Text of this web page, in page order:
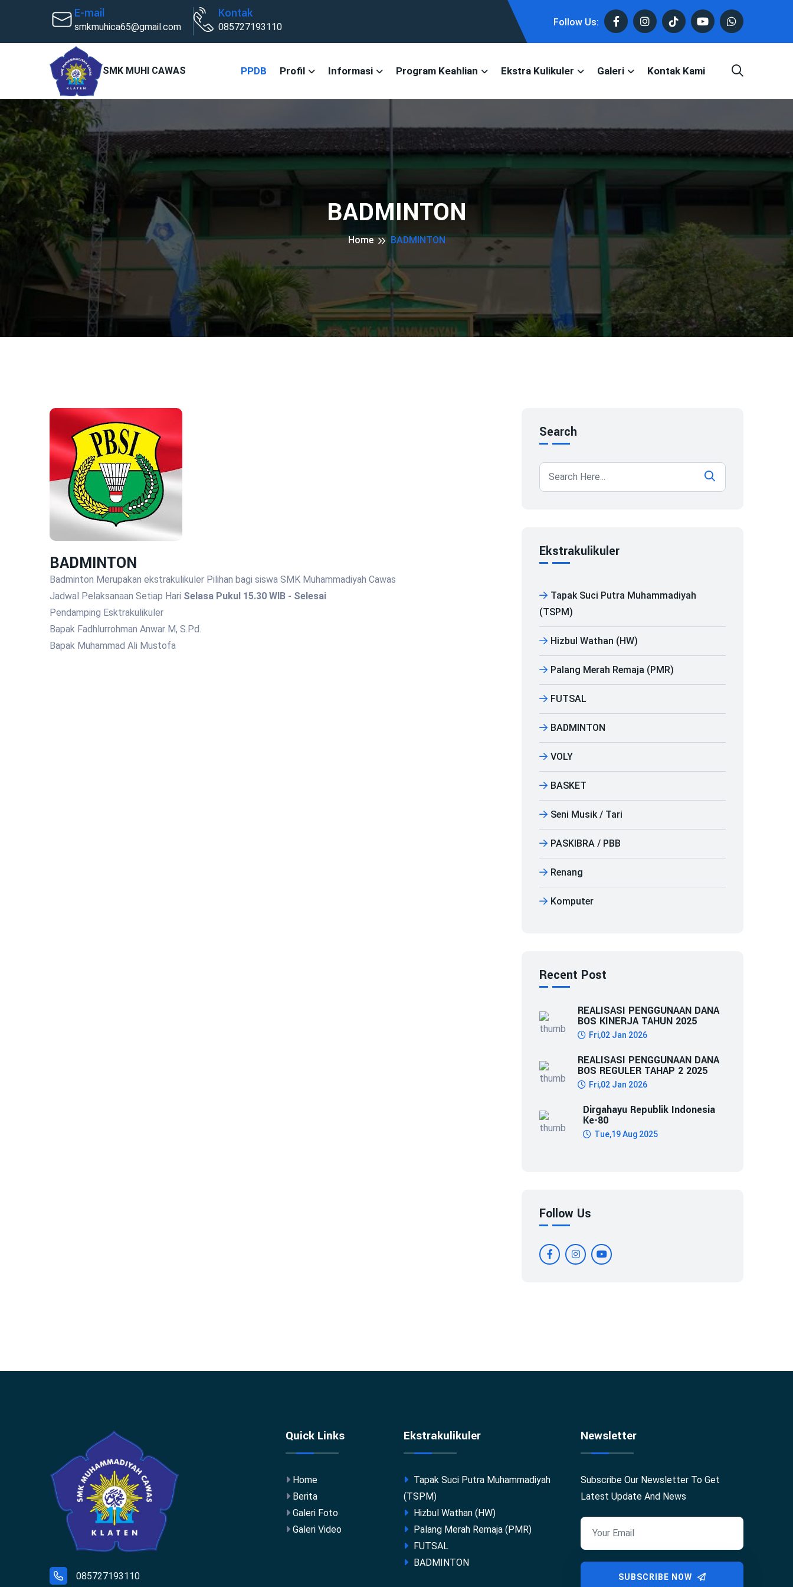
E-mail
smkmuhica65@gmail.com
Kontak
085727193110 Follow Us:
SMK MUHI CAWAS PPDB Profil Informasi Program Keahlian Ekstra Kulikuler Galeri Kontak Kami
BADMINTON
Home BADMINTON
BADMINTON
Badminton Merupakan ekstrakulikuler Pilihan bagi siswa SMK Muhammadiyah Cawas
Jadwal Pelaksanaan Setiap Hari Selasa Pukul 15.30 WIB - Selesai
Pendamping Esktrakulikuler
Bapak Fadhlurrohman Anwar M, S.Pd.
Bapak Muhammad Ali Mustofa
Search
Ekstrakulikuler
Tapak Suci Putra Muhammadiyah
(TSPM)
Hizbul Wathan (HW)
Palang Merah Remaja (PMR)
FUTSAL
BADMINTON
VOLY
BASKET
Seni Musik / Tari
PASKIBRA / PBB
Renang
Komputer
Recent Post
REALISASI PENGGUNAAN DANA
BOS KINERJA TAHUN 2025
Fri,02 Jan 2026
REALISASI PENGGUNAAN DANA
BOS REGULER TAHAP 2 2025
Fri,02 Jan 2026
Dirgahayu Republik Indonesia
Ke-80
Tue,19 Aug 2025
Follow Us
085727193110
Quick Links
Home
Berita
Galeri Foto
Galeri Video
Ekstrakulikuler
Tapak Suci Putra Muhammadiyah
(TSPM)
Hizbul Wathan (HW)
Palang Merah Remaja (PMR)
FUTSAL
BADMINTON
Newsletter
Subscribe Our Newsletter To Get
Latest Update And News
SUBSCRIBE NOW